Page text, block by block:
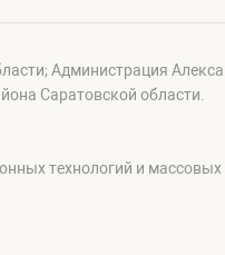
Администрация
Саратовской области.
технологий и